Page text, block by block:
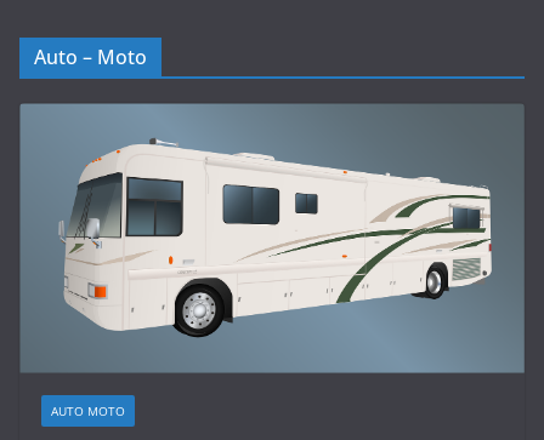
Auto – Moto
AUTO MOTO